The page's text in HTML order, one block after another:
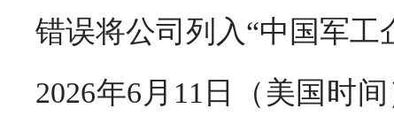
错误将公司列入“中国军工
2026年6月11日（美国时